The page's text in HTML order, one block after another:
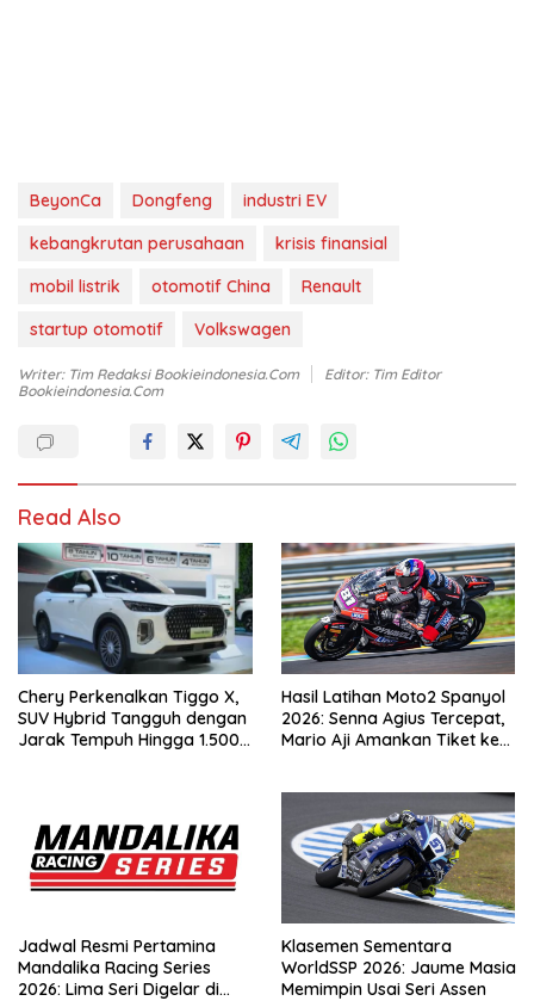
BeyonCa Dongfeng
industri EV
kebangkrutan perusahaan
krisis finansial
mobil listrik
otomotif China
Renault
startup otomotif
Volkswagen
Writer: Tim Redaksi Bookieindonesia.com
Editor: Tim Editor
Bookieindonesia.com
Read Also
Chery Perkenalkan Tiggo X,
SUV Hybrid Tangguh dengan
Jarak Tempuh Hingga 1.500
Hasil Latihan Moto2 Spanyol
2026: Senna Agius Tercepat,
Mario Aji Amankan Tiket ke
Jadwal Resmi Pertamina
Mandalika Racing Series
2026: Lima Seri Digelar di
Klasemen Sementara
WorldSSP 2026: Jaume Masia
Memimpin Usai Seri Assen